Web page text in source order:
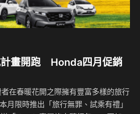
計畫開跑 Honda四月促銷
在春暖花開之際擁有豐富多樣的旅行
限時推出「旅行無罪、試乘有禮」